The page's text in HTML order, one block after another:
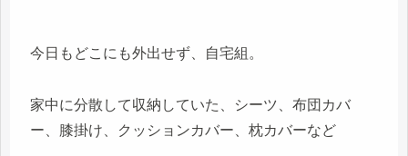
今日もどこにも外出せず、自宅組。
家中に分散して収納していた、シーツ、布団カバ
ー、膝掛け、クッションカバー、枕カバーなど